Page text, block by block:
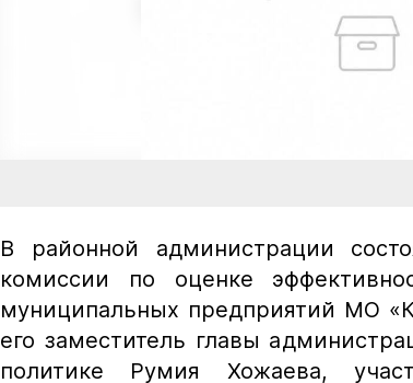
В районной администрации
комиссии по оценке
муниципальных предприятий МО
его заместитель главы
политике Румия Хожаева,